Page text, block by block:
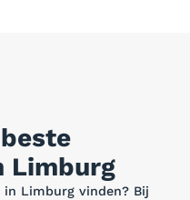
Limburg
Limburg vinden? Bij